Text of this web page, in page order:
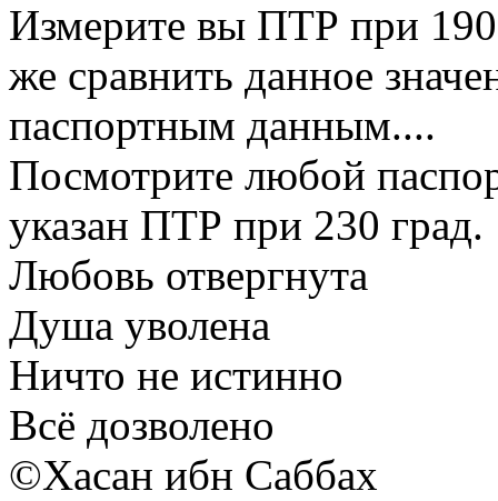
Измерите вы ПТР при
же сравнить данное
паспортным данным....
Посмотрите любой
указан ПТР при 230 град.
Любовь отвергнута
Душа уволена
Ничто не истинно
Всё дозволено
©Хасан ибн Саббах